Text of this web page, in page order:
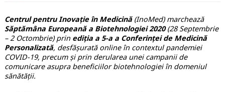
Centrul pentru Inovație în Medicină(InoMed) marchează
Săptămâna Europeană a Biotehnologiei 2020(28 Septembrie
– 2 Octombrie) prin ediția a 5-a a Conferinței de Medicină
Personalizată, desfășurată online în contextul pandemiei
COVID-19, precum și prin derularea unei campanii de
comunicare asupra beneficiilor biotehnologiei în domeniul
sănătății.